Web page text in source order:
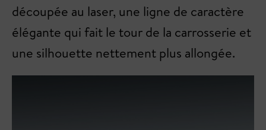
découpée au laser, une ligne de caractère
élégante qui fait le tour de la carrosserie et
une silhouette nettement plus allongée.